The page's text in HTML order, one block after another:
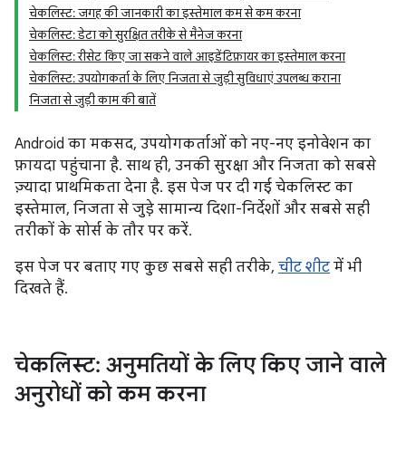
चेकलिस्ट: जगह की जानकारी का इस्तेमाल कम से कम करना
चेकलिस्ट: डेटा को सुरक्षित तरीके से मैनेज करना
चेकलिस्ट: रीसेट किए जा सकने वाले आइडेंटिफ़ायर का इस्तेमाल करना
चेकलिस्ट: उपयोगकर्ता के लिए निजता से जुड़ी सुविधाएं उपलब्ध कराना
निजता से जुड़ी काम की बातें
Android का मकसद, उपयोगकर्ताओं को नए-नए इनोवेशन का
फ़ायदा पहुंचाना है. साथ ही, उनकी सुरक्षा और निजता को सबसे
ज़्यादा प्राथमिकता देना है. इस पेज पर दी गई चेकलिस्ट का
इस्तेमाल, निजता से जुड़े सामान्य दिशा-निर्देशों और सबसे सही
तरीकों के सोर्स के तौर पर करें.
इस पेज पर बताए गए कुछ सबसे सही तरीके, चीट शीट में भी
दिखते हैं.
चेकलिस्ट: अनुमतियों के लिए किए जाने वाले
अनुरोधों को कम करना